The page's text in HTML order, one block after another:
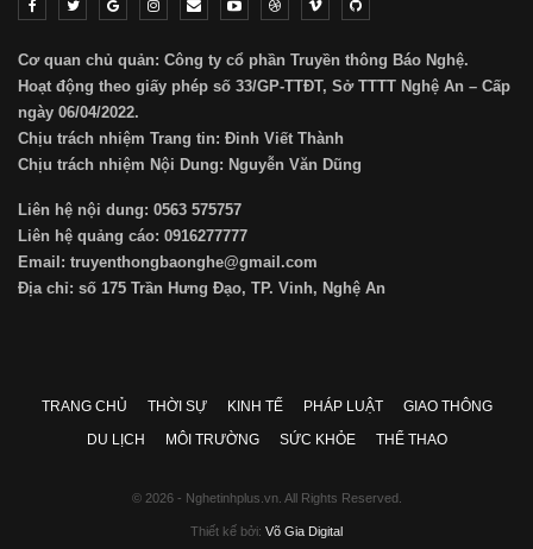
Cơ quan chủ quản: Công ty cổ phần Truyền thông Báo Nghệ.
Hoạt động theo giấy phép số 33/GP-TTĐT, Sở TTTT Nghệ An – Cấp
ngày 06/04/2022.
Chịu trách nhiệm Trang tin: Đinh Viết Thành
Chịu trách nhiệm Nội Dung: Nguyễn Văn Dũng
Liên hệ nội dung: 0563 575757
Liên hệ quảng cáo: 0916277777
Email: truyenthongbaonghe@gmail.com
Địa chỉ: số 175 Trần Hưng Đạo, TP. Vinh, Nghệ An
TRANG CHỦ THỜI SỰ KINH TẾ PHÁP LUẬT
GIAO THÔNG
DU LỊCH
MÔI TRƯỜNG SỨC KHỎE THỂ THAO
© 2026 - Nghetinhplus.vn. All Rights Reserved.
Thiết kế bởi: Võ Gia Digital